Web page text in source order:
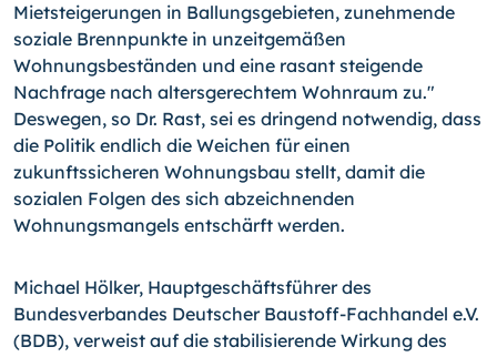
Mietsteigerungen in Ballungsgebieten, zunehmende
soziale Brennpunkte in unzeitgemäßen
Wohnungsbeständen und eine rasant steigende
Nachfrage nach altersgerechtem Wohnraum zu."
Deswegen, so Dr. Rast, sei es dringend notwendig, dass
die Politik endlich die Weichen für einen
zukunftssicheren Wohnungsbau stellt, damit die
sozialen Folgen des sich abzeichnenden
Wohnungsmangels entschärft werden.
Michael Hölker, Hauptgeschäftsführer des
Bundesverbandes Deutscher Baustoff-Fachhandel e.V.
(BDB), verweist auf die stabilisierende Wirkung des